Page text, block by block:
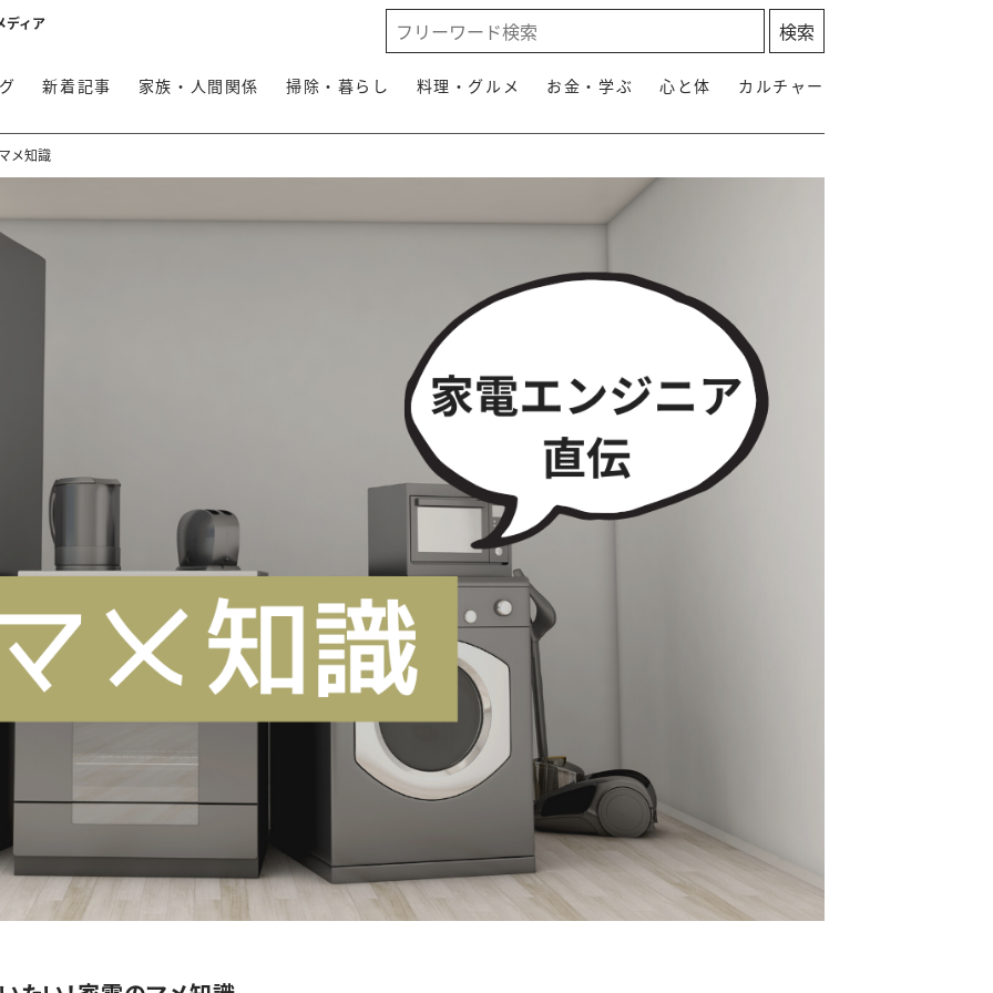
ディア
新着記事 家族・人間関係 掃除・暮らし 料理・グルメ お金・学ぶ 心と体 カルチャー
メ知識